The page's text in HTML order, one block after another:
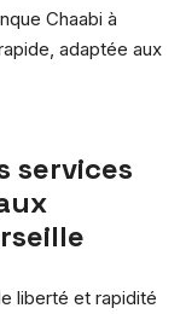
Chaabi à
adaptée aux
services
liberté et rapidité